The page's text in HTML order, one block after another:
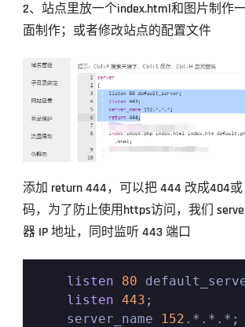
2、站点里放一个index.html和图片制作
面制作；或者修改站点的配置文件
添加 return 444，可以把 444 改成404
码，为了防止使用https访问，我们
器 IP 地址，同时监听 443 端口
listen 80
listen 443 ;
    server_name
152 .*.*.*;